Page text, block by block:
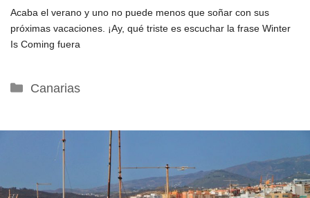
Acaba el verano y uno no puede menos que soñar con sus
próximas vacaciones. ¡Ay, qué triste es escuchar la frase Winter
Is Coming fuera
Categorías
Canarias